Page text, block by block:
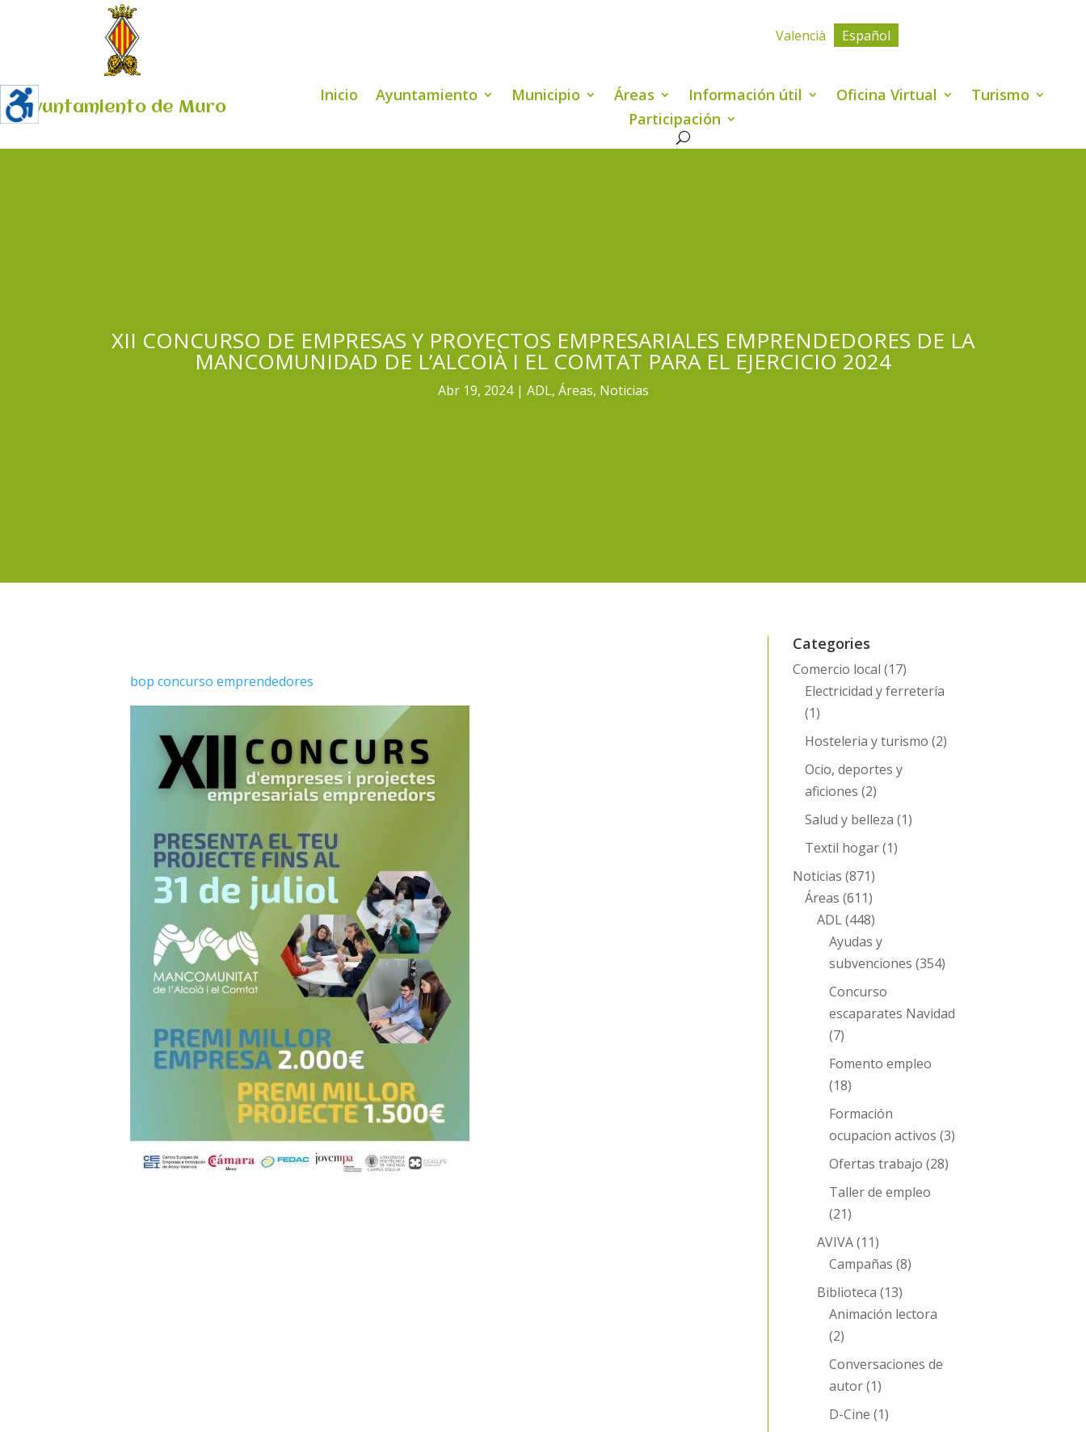
Ayuntamiento de Muro
Valencià Español
Inicio Ayuntamiento Municipio Áreas Información útil Oficina Virtual
Turismo
Participación
XII CONCURSO DE EMPRESAS Y PROYECTOS EMPRESARIALES EMPRENDEDORES DE LA
MANCOMUNIDAD DE L’ALCOIÀ I EL COMTAT PARA EL EJERCICIO 2024
Abr 19, 2024 ADL, Áreas, Noticias
bop concurso emprendedores
Categories
Comercio local (17)
Electricidad y ferretería
(1)
Hosteleria y turismo (2)
Ocio, deportes y
aficiones (2)
Salud y belleza (1)
Textil hogar(1)
Noticias (871)
Áreas (611)
ADL(448)
Ayudas y
subvenciones (354)
Concurso
escaparates Navidad
(7)
Fomento empleo
(18)
Formación
ocupacion activos (3)
Ofertas trabajo (28)
Taller de empleo
(21)
AVIVA(11)
Campañas (8)
Biblioteca (13)
Animación lectora
(2)
Conversaciones de
autor(1)
D-Cine (1)